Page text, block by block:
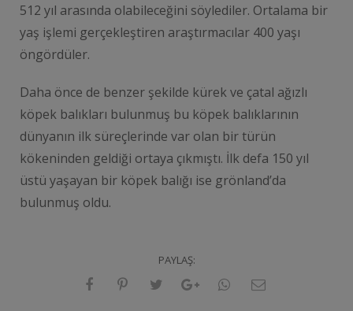
512 yıl arasında olabileceğini söylediler. Ortalama bir
yaş işlemi gerçekleştiren araştırmacılar 400 yaşı
öngördüler.
Daha önce de benzer şekilde kürek ve çatal ağızlı
köpek balıkları bulunmuş bu köpek balıklarının
dünyanın ilk süreçlerinde var olan bir türün
kökeninden geldiği ortaya çıkmıştı. İlk defa 150 yıl
üstü yaşayan bir köpek balığı ise grönland’da
bulunmuş oldu.
PAYLAŞ: